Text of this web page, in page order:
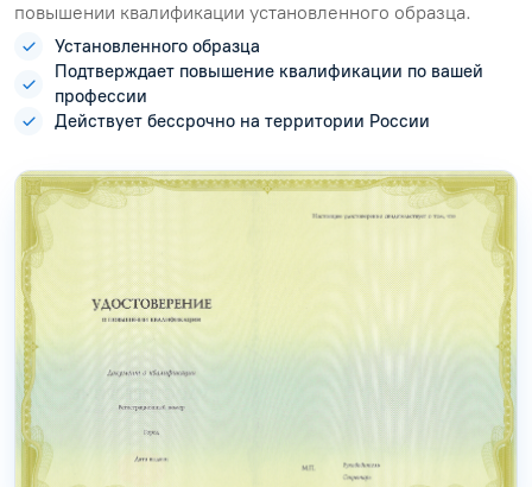
повышении квалификации установленного образца.
Установленного образца
Подтверждает повышение квалификации по вашей
профессии
Действует бессрочно на территории России